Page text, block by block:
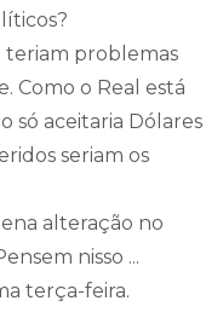
teriam problemas
Como o Real está
só aceitaria Dólares
seriam os
alteração no
nisso ...
terça-feira.